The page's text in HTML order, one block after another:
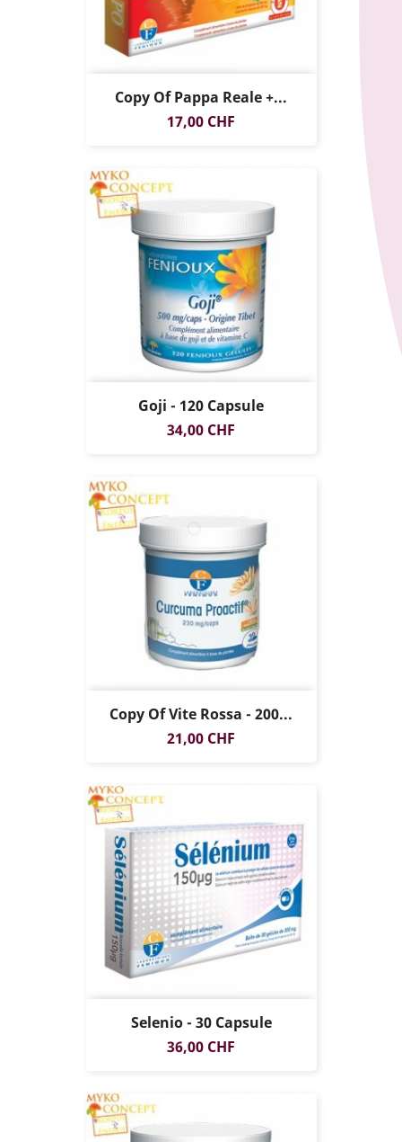
Copy Of Pappa Reale +...
Prezzo
17,00 CHF
Goji - 120 Capsule
Prezzo
34,00 CHF
Copy Of Vite Rossa - 200...
Prezzo
21,00 CHF
Selenio - 30 Capsule
Prezzo
36,00 CHF